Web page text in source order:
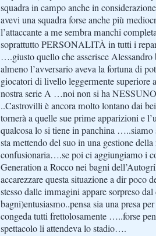
squadra in campo anche in
avevi una squadra forse anche più
l’attaccante a me sembra manchi
soprattutto PERSONALITÀ in tutti i
….giusto quello che asserisce
almeno l’avversario aveva la fortuna di
giocatori di livello leggermente superiore
nostra serie A …noi non si ha
..Castrovilli è ancora molto lontano dai
tornerà a quelle sue prime apparizioni e
qualcosa lo si tiene in panchina …..siamo
sta mettendo del suo in una gestione
confusionaria….se poi ci aggiungiamo i
Generation a Rocco nei bagni
accarezzare questa situazione a dir poco
stesso dalle immagini appare sorpreso
bagni)entusiasmo..pensa sia una presa
congeda tutti frettolosamente …..forse
spettacolo li attendeva lo stadio….